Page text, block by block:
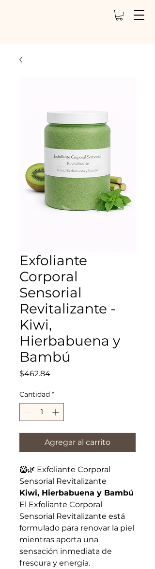
Exfoliante
Corporal
Sensorial
Revitalizante -
Kiwi,
Hierbabuena y
Bambú
$462.84Precio
Cantidad *
Agregar al carrito
🥝🌿 Exfoliante Corporal
Sensorial Revitalizante
Kiwi, Hierbabuena y Bambú
El Exfoliante Corporal
Sensorial Revitalizante está
formulado para renovar la piel
mientras aporta una
sensación inmediata de
frescura y energía.